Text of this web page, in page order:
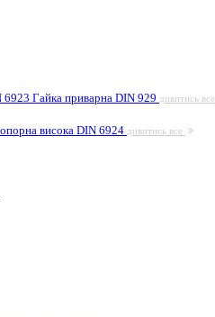
6923 Гайка приварна DIN 929 дивитись все
висока DIN 6924 дивитись все